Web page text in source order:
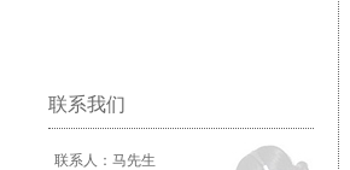
联系我们
联系人：马先生